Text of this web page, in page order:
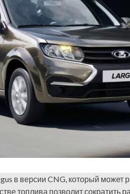
в версии CNG, который может
топлива позволит сократить